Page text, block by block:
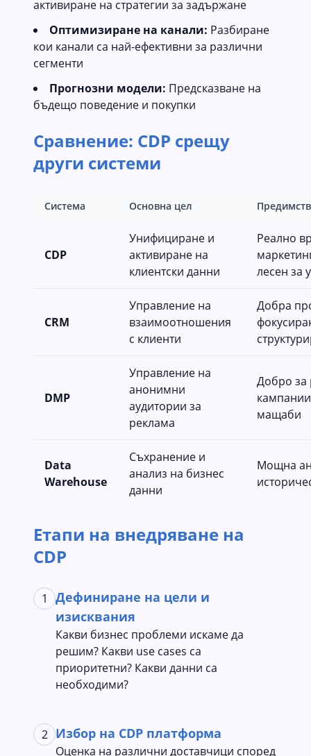
активиране на стратегии за задържане
Оптимизиране на канали: Разбиране
кои канали са най-ефективни за различни
сегменти
Прогнозни модели: Предсказване на
бъдещо поведение и покупки
Сравнение: CDP срещу
други системи
Система Основна цел
CDP
Унифициране и
активиране на
клиентски данни
Реално
лесен за
CRM
Управление на
взаимоотношения
с клиенти
Добра
DMP
Управление на
анонимни
аудитории за
реклама
Добро за
мащаби
Data
Warehouse
Съхранение и
анализ на бизнес
данни
Мощна
Етапи на внедряване на
CDP
1
Дефиниране на цели и
изисквания
Какви бизнес проблеми искаме да
решим? Какви use cases са
приоритетни? Какви данни са
необходими?
2 Избор на CDP платформа
Оценка на различни доставчици според